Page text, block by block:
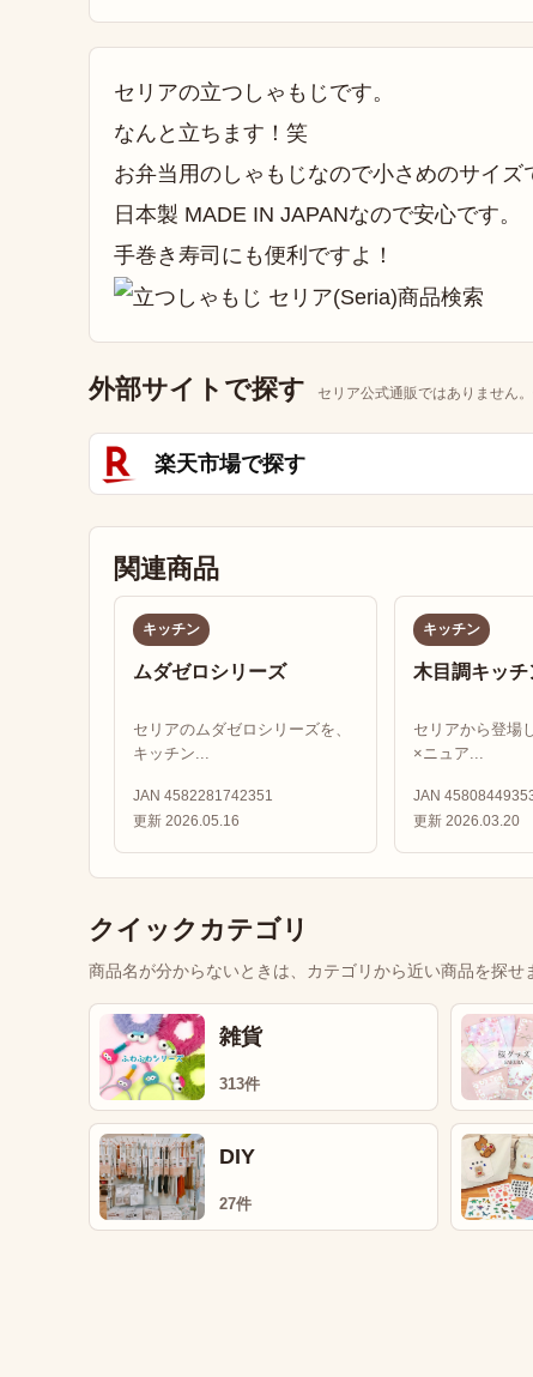
セリアの立つしゃもじです。
なんと立ちます！笑
お弁当用のしゃもじなので小さめのサイズ
日本製 MADE IN JAPANなので安心です。
手巻き寿司にも便利ですよ！
外部サイトで探す セリア公式通販ではありません
楽天市場で探す
関連商品
キッチン
ムダゼロシリーズ
セリアのムダゼロシリーズを、
キッチン...
JAN 4582281742351
更新 2026.05.16
キッチン
木目調キッチ
セリアから登場
×ニュア...
JAN
更新 2026.03.20
クイックカテゴリ
商品名が分からないときは、カテゴリから近い商品を探せ
雑貨
313件
DIY
27件